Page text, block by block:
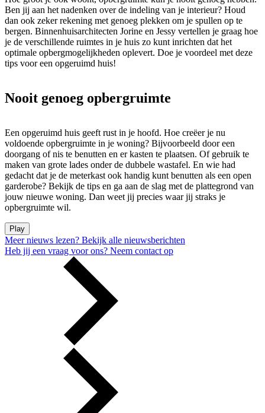
Ben jij aan het nadenken over de indeling van je interieur? Houd
dan ook zeker rekening met genoeg plekken om je spullen op te
bergen. Binnenhuisarchitecten Jorine en Jessy vertellen je graag hoe
je de verschillende ruimtes in je huis zo kunt inrichten dat het
optimale opbergmogelijkheden oplevert. Doe je voordeel met deze
tips voor een opgeruimd huis!
Nooit genoeg opbergruimte
Een opgeruimd huis geeft rust in je hoofd. Hoe creëer je nu
voldoende opbergruimte in je woning? Bijvoorbeeld door een
doorgang of nis te benutten en er kasten te plaatsen. Of gebruik te
maken van grote lades onder de dubbele wastafel. En wie had
gedacht dat je de meterkast ook handig kunt benutten als een open
garderobe? Bekijk de tips en ga aan de slag met de plattegrond van
jouw nieuwe woning. Dan weet jij precies waar jij straks je
opbergruimte wil.
Play
Meer nieuws lezen? Bekijk alle nieuwsberichten
Heb jij een vraag voor ons? Neem contact op